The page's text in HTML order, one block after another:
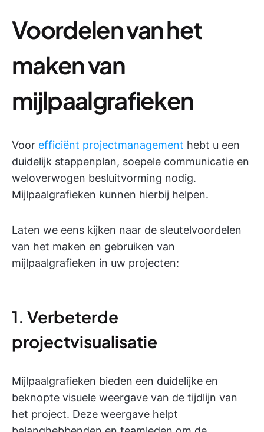
Voordelen van het
maken van
mijlpaalgrafieken
Voor efficiënt projectmanagement hebt u een
duidelijk stappenplan, soepele communicatie en
weloverwogen besluitvorming nodig.
Mijlpaalgrafieken kunnen hierbij helpen.
Laten we eens kijken naar de sleutelvoordelen
van het maken en gebruiken van
mijlpaalgrafieken in uw projecten:
1. Verbeterde
projectvisualisatie
Mijlpaalgrafieken bieden een duidelijke en
beknopte visuele weergave van de tijdlijn van
het project. Deze weergave helpt